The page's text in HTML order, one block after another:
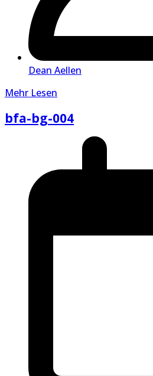
Dean Aellen
Mehr Lesen
bfa-bg-004